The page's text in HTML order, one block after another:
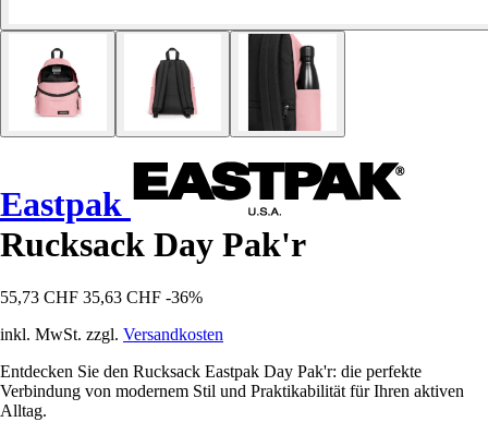
Eastpak
Rucksack Day Pak'r
55,73 CHF 35,63 CHF -36%
inkl. MwSt. zzgl. Versandkosten
Entdecken Sie den Rucksack Eastpak Day Pak'r: die perfekte
Verbindung von modernem Stil und Praktikabilität für Ihren aktiven
Alltag.